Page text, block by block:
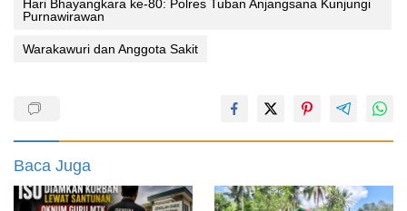
Hari Bhayangkara ke-80: Polres Tuban Anjangsana Kunjungi
Purnawirawan
Warakawuri dan Anggota Sakit
Baca Juga